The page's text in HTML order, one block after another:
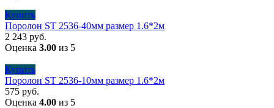
Купить
Поролон ST 2536-40мм размер 1.6*2м
2 243 руб.
Оценка 3.00 из 5
Купить
Поролон ST 2536-10мм размер 1.6*2м
575 руб.
Оценка 4.00 из 5